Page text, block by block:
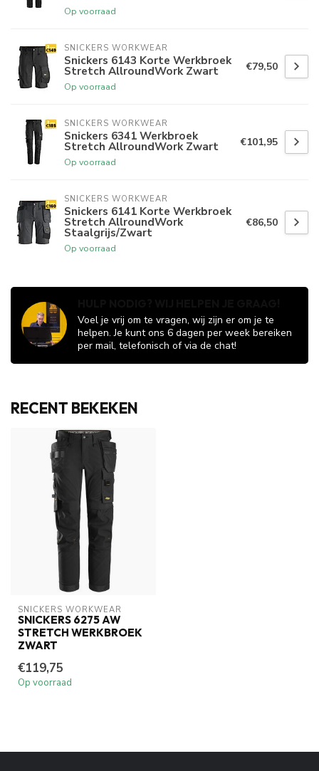
Op voorraad
SNICKERS WORKWEAR
Snickers 6143 Korte Werkbroek
Stretch AllroundWork Zwart
Op voorraad
€79,50
SNICKERS WORKWEAR
Snickers 6341 Werkbroek
Stretch AllroundWork Zwart
Op voorraad
€101,95
SNICKERS WORKWEAR
Snickers 6141 Korte Werkbroek
Stretch AllroundWork
Staalgrijs/Zwart
Op voorraad
€86,50
Voel je vrij om te vragen, wij zijn er om je te
helpen. Je kunt ons 6 dagen per week bereiken
per mail, telefonisch of via de chat!
RECENT BEKEKEN
SNICKERS WORKWEAR
SNICKERS 6275 AW
STRETCH WERKBROEK
ZWART
€119,75
Op voorraad